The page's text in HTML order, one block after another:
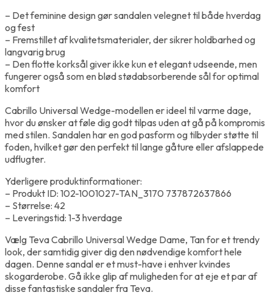
– Det feminine design gør sandalen velegnet til både hverdag
og fest
– Fremstillet af kvalitetsmaterialer, der sikrer holdbarhed og
langvarig brug
– Den flotte korksål giver ikke kun et elegant udseende, men
fungerer også som en blød stødabsorberende sål for optimal
komfort
Cabrillo Universal Wedge-modellen er ideel til varme dage,
hvor du ønsker at føle dig godt tilpas uden at gå på kompromis
med stilen. Sandalen har en god pasform og tilbyder støtte til
foden, hvilket gør den perfekt til lange gåture eller afslappede
udflugter.
Yderligere produktinformationer:
– Produkt ID: 102-1001027-TAN_3170 737872637866
– Størrelse: 42
– Leveringstid: 1-3 hverdage
Vælg Teva Cabrillo Universal Wedge Dame, Tan for et trendy
look, der samtidig giver dig den nødvendige komfort hele
dagen. Denne sandal er et must-have i enhver kvindes
skogarderobe. Gå ikke glip af muligheden for at eje et par af
disse fantastiske sandaler fra Teva.